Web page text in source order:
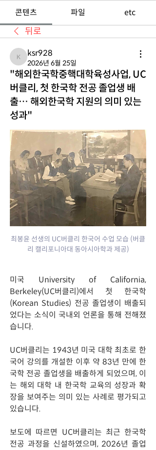
콘텐츠 파일 etc
뒤로
ksr928
ksr928
2026년 6월 25일
"해외한국학중핵대학육성사업, UC
버클리, 첫 한국학 전공 졸업생 배
출… 해외한국학 지원의 의미 있는
성과"
최봉윤 선생의 UC버클리 한국어 수업 모습 (버클
리 캘리포니아대 동아시아학과 제공)
미국 University of California,
Berkeley(UC버클리)에서 첫 한국학
(Korean Studies) 전공 졸업생이 배출되
었다는 소식이 국내외 언론을 통해 전해졌
습니다.
UC버클리는 1943년 미국 대학 최초로 한
국어 강의를 개설한 이후 약 83년 만에 한
국학 전공 졸업생을 배출하게 되었으며, 이
는 해외 대학 내 한국학 교육의 성장과 확
장을 보여주는 의미 있는 사례로 평가되고
있습니다.
보도에 따르면 UC버클리는 최근 한국학
전공 과정을 신설하였으며, 2026년 졸업